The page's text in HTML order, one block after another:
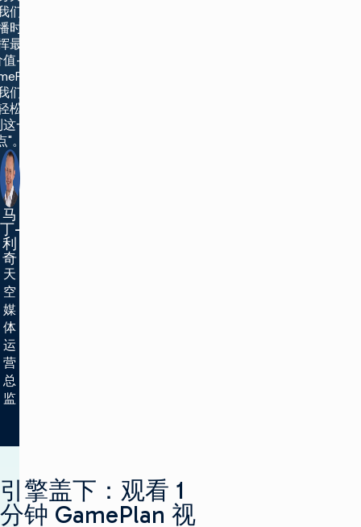
们的
时间
最大
--
们能
松做
一
"。
马
丁-
利
奇
天
空
媒
体
运
营
总
监
引擎盖下：观看 1
分钟 GamePlan 视